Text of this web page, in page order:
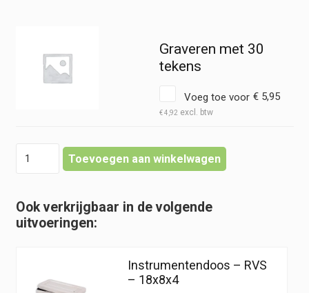
Graveren met 30
tekens
Voeg toe voor € 5,95
€4,92
Instrumentendoos
18x3x1
hoeveelheid
Toevoegen aan winkelwagen
Ook verkrijgbaar in de volgende
uitvoeringen:
Instrumentendoos – RVS
– 18x8x4